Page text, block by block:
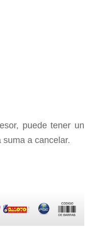
puede tener un
a cancelar.